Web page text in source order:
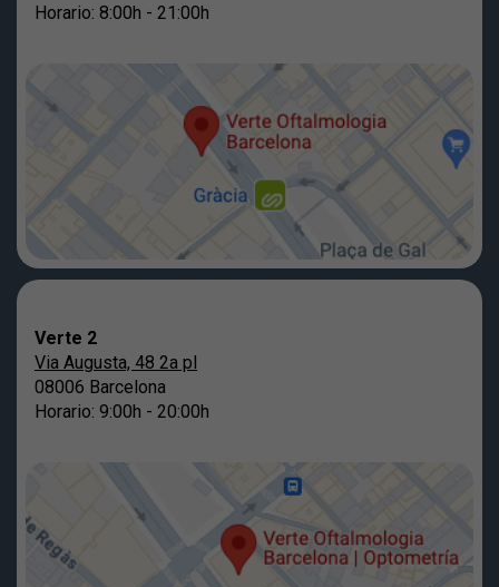
Horario: 8:00h - 21:00h
Verte 2
Via Augusta, 48 2a pl
08006 Barcelona
Horario: 9:00h - 20:00h